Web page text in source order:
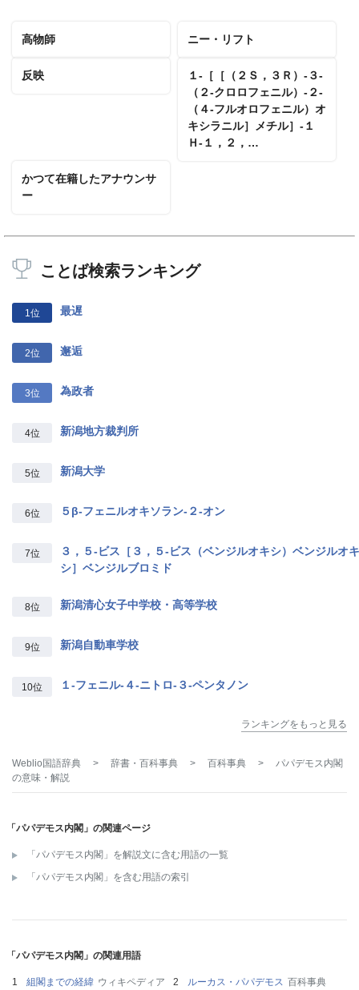
高物師 ニー・リフト
反映
１‐［［（２Ｓ，３Ｒ）‐３‐
（２‐クロロフェニル）‐２‐
（４‐フルオロフェニル）オ
キシラニル］メチル］‐１
Ｈ‐１，２，…
かつて在籍したアナウンサ
ー
ことば検索ランキング
1位 最遅
2位 邂逅
3位 為政者
4位 新潟地方裁判所
5位 新潟大学
6位 ５β‐フェニルオキソラン‐２‐オン
7位
３，５‐ビス［３，５‐ビス（ベンジルオキシ）ベンジルオキ
シ］ベンジルブロミド
8位 新潟清心女子中学校・高等学校
9位 新潟自動車学校
10位 １‐フェニル‐４‐ニトロ‐３‐ペンタノン
ランキングをもっと見る
Weblio国語辞典 > 辞書・百科事典 > 百科事典 >
パパデモス内閣
の意味・解説
「パパデモス内閣」の関連ページ
「パパデモス内閣」を解説文に含む用語の一覧
「パパデモス内閣」を含む用語の索引
「パパデモス内閣」の関連用語
組閣までの経緯 ウィキペディア ルーカス・パパデモス 百科事典